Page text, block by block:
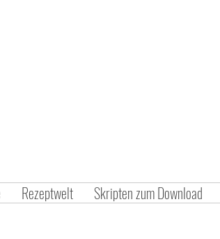
Rezeptwelt Skripten zum Download